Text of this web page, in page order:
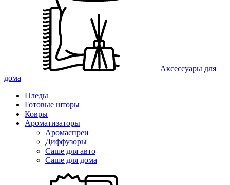
Аксессуары для
дома
Пледы
Готовые шторы
Ковры
Ароматизаторы
Аромаспреи
Диффузоры
Саше для авто
Саше для дома